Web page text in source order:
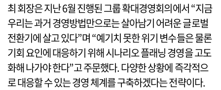
최 회장은 지난 6월 진행된 그룹 확대경영회의에서 “지금
우리는 과거 경영방법만으로는 살아남기 어려운 글로벌
전환기에 살고 있다”며 “예기치 못한 위기 변수들은 물론
기회 요인에 대응하기 위해 시나리오 플래닝 경영을 고도
화해 나가야 한다”고 주문했다. 다양한 상황에 즉각적으
로 대응할 수 있는 경영 체계를 구축하겠다는 전략이다.